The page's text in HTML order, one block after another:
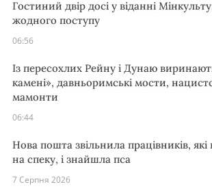
Гостиний двір досі у віданні
жодного поступу
06:56
Із пересохлих Рейну і Дунаю
камені», давньоримські мости,
мамонти
06:44
Нова пошта звільнила працівників,
на спеку, і знайшла пса
7 Серпня 2026